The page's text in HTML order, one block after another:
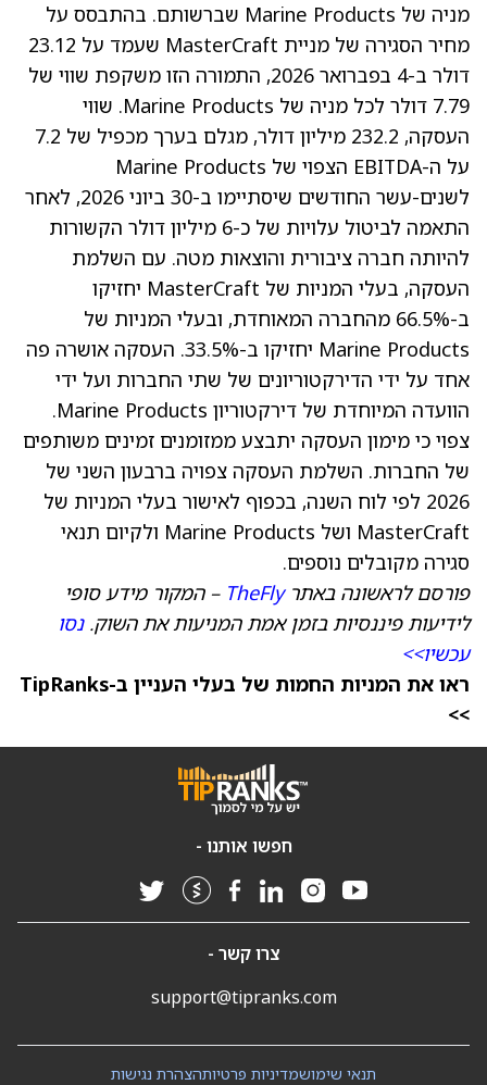
מניה של Marine Products שברשותם. בהתבסס על
מחיר הסגירה של מניית MasterCraft שעמד על 23.12
דולר ב-4 בפברואר 2026, התמורה הזו משקפת שווי של
7.79 דולר לכל מניה של Marine Products. שווי
העסקה, 232.2 מיליון דולר, מגלם בערך מכפיל של 7.2
על ה-EBITDA הצפוי של Marine Products
לשנים-עשר החודשים שיסתיימו ב-30 ביוני 2026, לאחר
התאמה לביטול עלויות של כ-6 מיליון דולר הקשורות
להיותה חברה ציבורית והוצאות מטה. עם השלמת
העסקה, בעלי המניות של MasterCraft יחזיקו
ב-66.5% מהחברה המאוחדת, ובעלי המניות של
Marine Products יחזיקו ב-33.5%. העסקה אושרה פה
אחד על ידי הדירקטוריונים של שתי החברות ועל ידי
הוועדה המיוחדת של דירקטוריון Marine Products.
צפוי כי מימון העסקה יתבצע ממזומנים זמינים משותפים
של החברות. השלמת העסקה צפויה ברבעון השני של
2026 לפי לוח השנה, בכפוף לאישור בעלי המניות של
MasterCraft ושל Marine Products ולקיום תנאי
סגירה מקובלים נוספים.
פורסם לראשונה באתרTheFly – המקור מידע סופי
לידיעות פיננסיות בזמן אמת המניעות את השוק.נסו
עכשיו>>
ראו את המניות החמות של בעלי העניין ב-TipRanks
>>
חפשו אותנו -
צרו קשר -
support@tipranks.com
הצהרת נגישותמדיניות פרטיותתנאי שימוש